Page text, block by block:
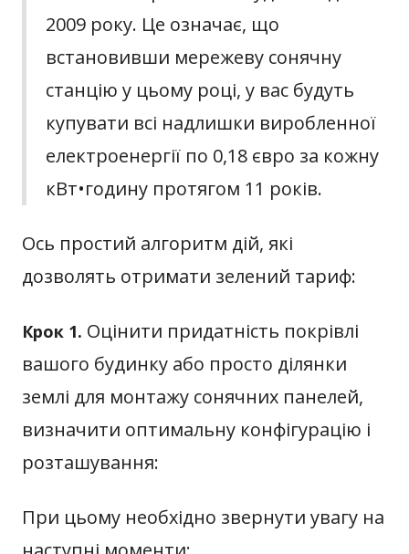
2009 року. Це означає, що
встановивши мережеву сонячну
станцію у цьому році, у вас будуть
купувати всі надлишки виробленної
електроенергії по 0,18 євро за кожну
кВт•годину протягом 11 років.
Ось простий алгоритм дій, які
дозволять отримати зелений тариф:
Крок 1. Оцінити придатність покрівлі
вашого будинку або просто ділянки
землі для монтажу сонячних панелей,
визначити оптимальну конфігурацію і
розташування:
При цьому необхідно звернути увагу на